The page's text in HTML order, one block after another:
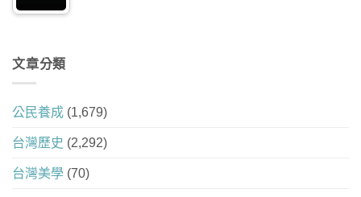
文章分類
公民養成 (1,679)
台灣歷史 (2,292)
台灣美學 (70)